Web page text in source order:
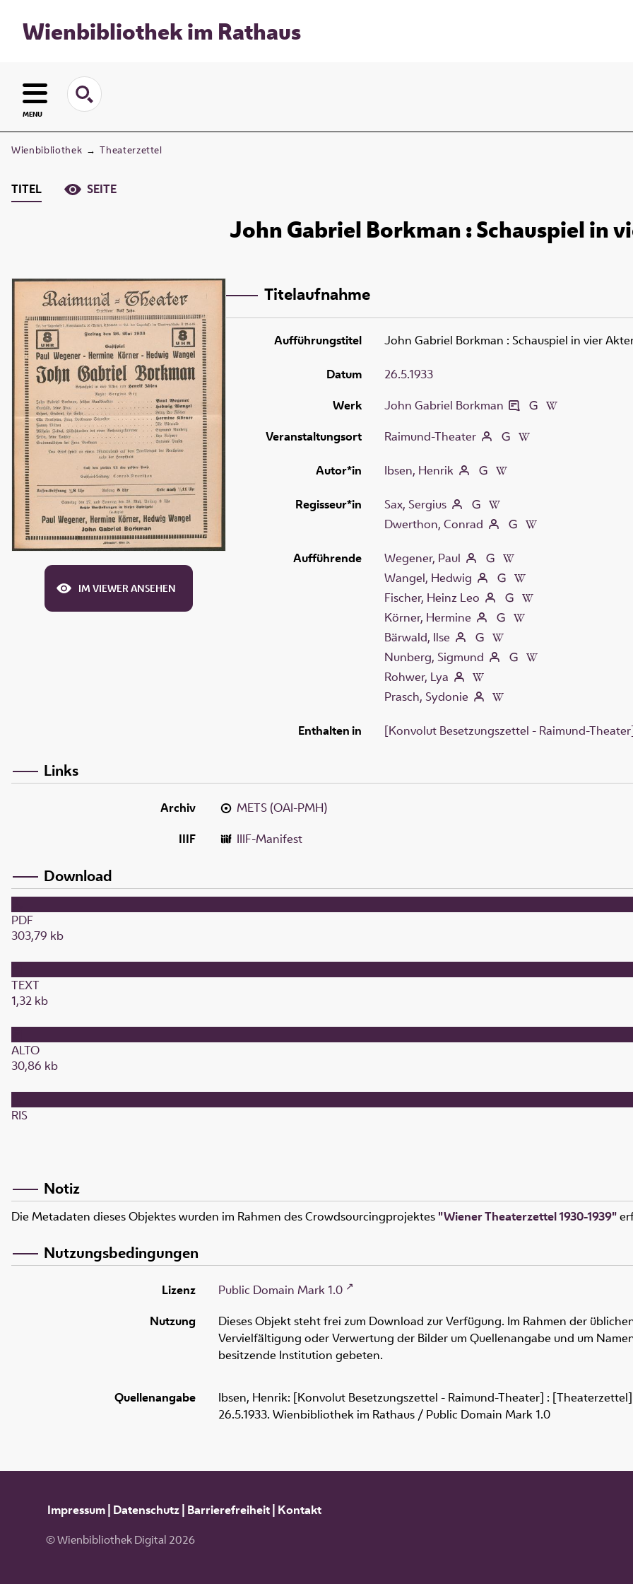
Wienbibliothek im Rathaus
MENU
Wienbibliothek → Theaterzettel
TITEL SEITE
John Gabriel Borkman : Schauspiel in
IM VIEWER ANSEHEN
Titelaufnahme
Enthalten in [Konvolut Besetzungszettel - Raimund-
Aufführungstitel John Gabriel Borkman : Schauspiel in vier
Autor*in Ibsen, Henrik
Regisseur*in
Sax, Sergius
Dwerthon, Conrad
Veranstaltungsort Raimund-Theater
Aufführende
Wegener, Paul
Wangel, Hedwig
Fischer, Heinz Leo
Körner, Hermine
Bärwald, Ilse
Nunberg, Sigmund
Rohwer, Lya
Prasch, Sydonie
Datum
26.5.1933
Werk
John Gabriel Borkman
Links
Archiv
METS (OAI-PMH)
IIIF
IIIF-Manifest
Download
PDF
303,79 kb
TEXT
1,32 kb
ALTO
30,86 kb
RIS
Notiz
Die Metadaten dieses Objektes wurden im Rahmen des Crowdsourcingprojektes "Wiener Theaterzettel 1930-1939"
Nutzungsbedingungen
Lizenz
Public Domain Mark 1.0
Nutzung
Dieses Objekt steht frei zum Download zur Verfügung. Im Rahmen der
Vervielfältigung oder Verwertung der Bilder um Quellenangabe und um
besitzende Institution gebeten.
Quellenangabe
Ibsen, Henrik: [Konvolut Besetzungszettel - Raimund-Theater] :
26.5.1933. Wienbibliothek im Rathaus / Public Domain Mark 1.0
Impressum| Datenschutz| Barrierefreiheit| Kontakt
© Wienbibliothek Digital 2026